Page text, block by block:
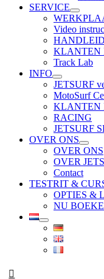
SERVICE
Video
KLANTEN
Track Lab
INFO
JETSURF
MotoSurf
KLANTEN
RACING
JETSURF
OVER ONS
OVER ONS
OVER
Contact
TESTRIT &
OPTIES &
NU